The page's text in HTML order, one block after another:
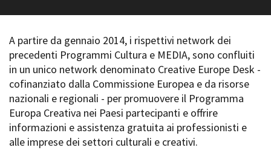
Contatti
La sede
Partner
Rete regionale
Bilancio sociale
Amministrazione
trasparente
Bandi e gare
Sostenibilità ambientale
Production Days
Avenue Cove - Erasmus +
Guarda che storia!
La Grazia - Immagini e
location della Torino di Paolo
Sorrentino
Open Day
Ciak in TOur!
A partire da gennaio 2014, i rispettivi network dei
precedenti Programmi Cultura e MEDIA, sono confluiti
in un unico network denominato Creative Europe Desk -
cofinanziato dalla Commissione Europea e da risorse
nazionali e regionali - per promuovere il Programma
Europa Creativa nei Paesi partecipanti e offrire
informazioni e assistenza gratuita ai professionisti e
alle imprese dei settori culturali e creativi.